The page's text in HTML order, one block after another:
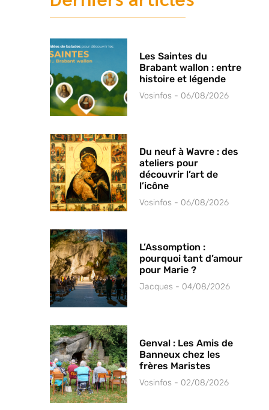
Les Saintes du
Brabant wallon : entre
histoire et légende
Vosinfos 06/08/2026
Du neuf à Wavre : des
ateliers pour
découvrir l’art de
l’icône
Vosinfos 06/08/2026
L’Assomption :
pourquoi tant d’amour
pour Marie ?
Jacques 04/08/2026
Genval : Les Amis de
Banneux chez les
frères Maristes
Vosinfos 02/08/2026